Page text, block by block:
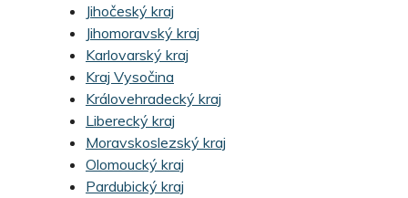
Jihočeský kraj
Jihomoravský kraj
Karlovarský kraj
Kraj Vysočina
Královehradecký kraj
Liberecký kraj
Moravskoslezský kraj
Olomoucký kraj
Pardubický kraj